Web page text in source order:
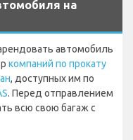
на
автомобиль
компаний по прокату
, доступных им по
. Перед отправлением
всю свою багаж с